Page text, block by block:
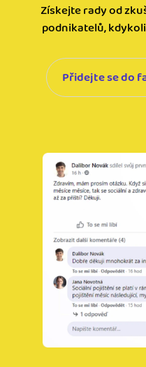
Získejte rady od
podnikatelů,
Přidejte se do